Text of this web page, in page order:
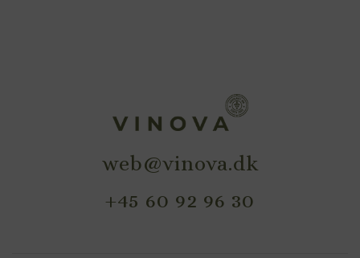
web@vinova.dk
+45 60 92 96 30